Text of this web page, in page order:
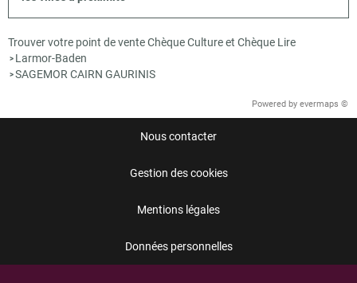
Trouver votre point de vente Chèque Culture et Chèque Lire
> Larmor-Baden
>SAGEMOR CAIRN GAURINIS
Powered by evermaps ©
Nous contacter
Gestion des cookies
Mentions légales
Données personnelles